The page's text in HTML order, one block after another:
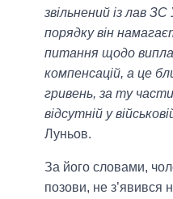
звільнений із лав
порядку він
питання щодо
компенсацій, а це
гривень, за ту
відсутній у
Луньов.
За його словами,
позови, не з’явився